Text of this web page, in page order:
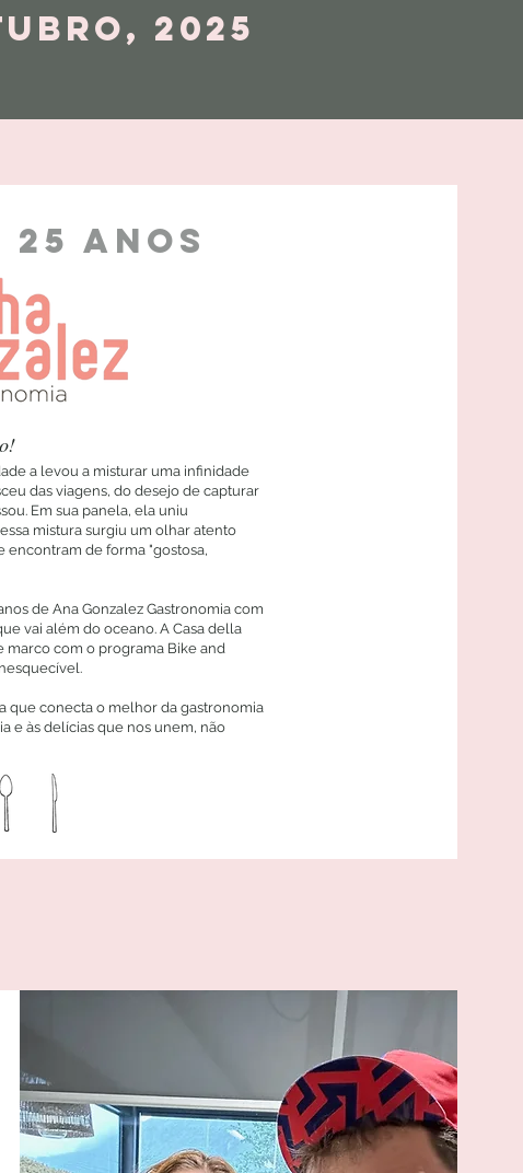
2025
anos
a levou a misturar uma infinidade
das viagens, do desejo de capturar
Em sua panela, ela uniu
mistura surgiu um olhar atento
encontram de forma "gostosa,
de Ana Gonzalez Gastronomia com
vai além do oceano. A Casa della
marco com o programa Bike and
que conecta o melhor da gastronomia
e às delícias que nos unem, não